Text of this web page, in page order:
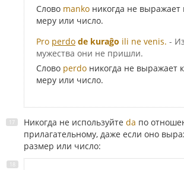
Слово manko никогда не выражает
меру или число.
Pro perdo de kuraĝo ili ne venis. -
мужества они не пришли.
Слово perdo никогда не выражает
меру или число.
Никогда не используйте da по
прилагательному, даже если оно
размер или число: